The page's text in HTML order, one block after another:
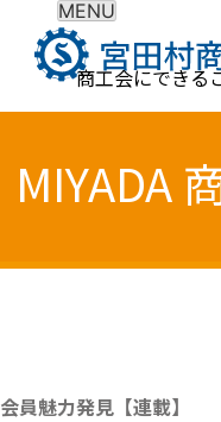
content
MENU
商工会にできる
MIYADA
会員魅力発見【連載】